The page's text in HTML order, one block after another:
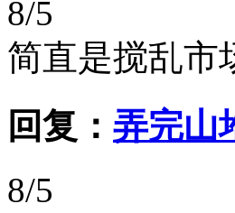
8/5
简直是搅乱市
回复： 弄完山
8/5